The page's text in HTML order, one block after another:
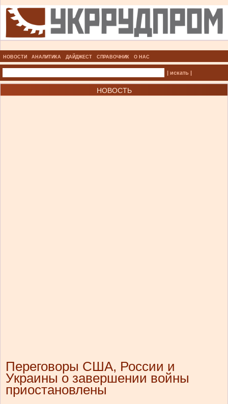
НОВОСТИ АНАЛИТИКА ДАЙДЖЕСТ СПРАВОЧНИК О НАС
| искать |
НОВОСТЬ
Переговоры США, России и
Украины о завершении войны
приостановлены